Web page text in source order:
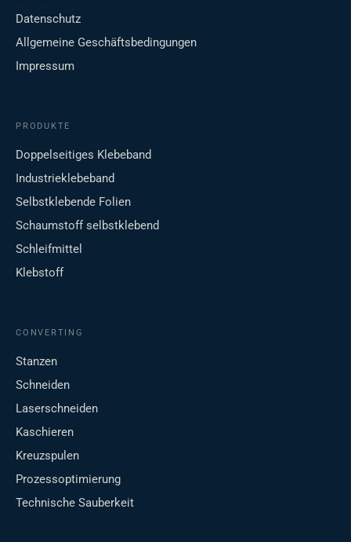
Datenschutz
Allgemeine Geschäftsbedingungen
Impressum
PRODUKTE
Doppelseitiges Klebeband
Industrieklebeband
Selbstklebende Folien
Schaumstoff selbstklebend
Schleifmittel
Klebstoff
CONVERTING
Stanzen
Schneiden
Laserschneiden
Kaschieren
Kreuzspulen
Prozessoptimierung
Technische Sauberkeit